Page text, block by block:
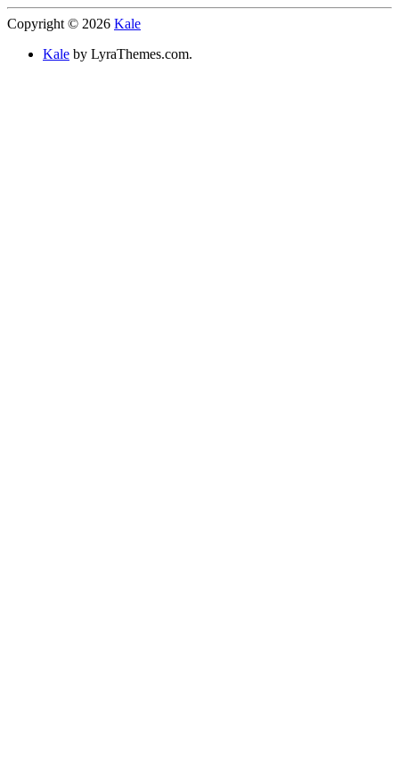
Copyright © 2026 Kale
Kale by LyraThemes.com.